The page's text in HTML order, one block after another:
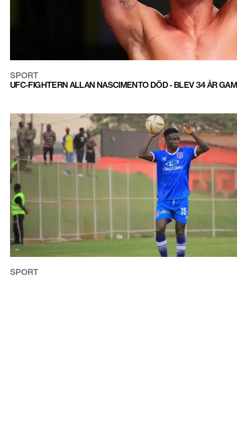
SPORT
UFC-FIGHTERN ALLAN NASCIMENTO DÖD - BLEV 34 ÅR
SPORT